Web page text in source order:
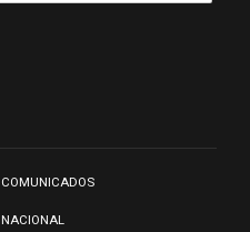
COMUNICADOS
NACIONAL